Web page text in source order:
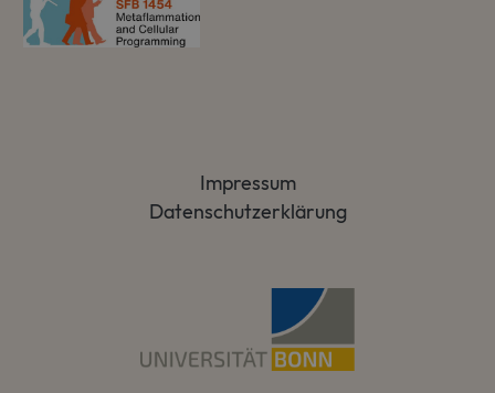
Impressum
Datenschutzerklärung